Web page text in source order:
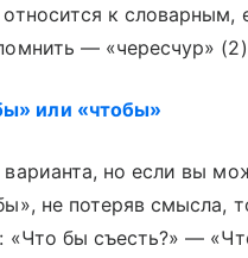
к словарным,
— «чересчур»
или «чтобы»
но если вы
не потеряв смысла,
«Что бы съесть?» —